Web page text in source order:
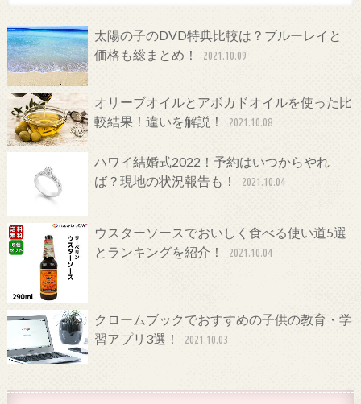
太陽の子のDVD特典比較は？ブルーレイと
価格も総まとめ！
2021.10.09
オリーブオイルとアボカドオイルを使った比
較結果！違いを解説！
2021.10.08
ハワイ結婚式2022！予約はいつからやれ
ば？現地の状況報告も！
2021.10.04
ウスターソースでおいしく食べる使い道5選
とランキングを紹介！
2021.10.04
クロームブックでおすすめの子供の教育・学
習アプリ3選！
2021.10.03